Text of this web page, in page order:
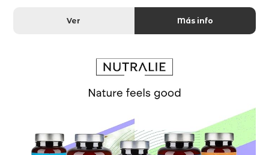
Ver Más info